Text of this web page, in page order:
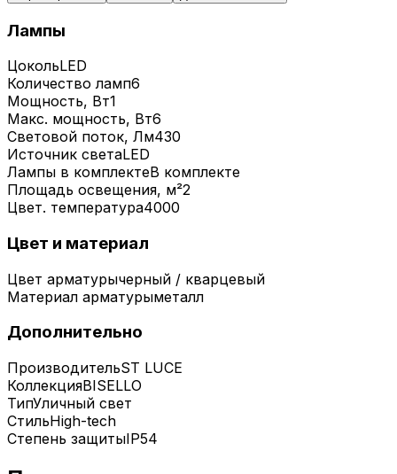
Лампы
ЦокольLED
Количество ламп6
Мощность, Вт1
Макс. мощность, Вт6
Световой поток, Лм430
Источник светаLED
Лампы в комплектеВ комплекте
Площадь освещения, м²2
Цвет. температура4000
Цвет и материал
Цвет арматурычерный / кварцевый
Материал арматурыметалл
Дополнительно
ПроизводительST LUCE
КоллекцияBISELLO
ТипУличный свет
СтильHigh-tech
Степень защитыIP54